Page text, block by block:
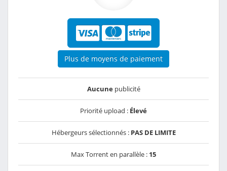
Plus de moyens de paiement
Aucunepublicité
Priorité upload : Élevé
Hébergeurs sélectionnés : PAS DE LIMITE
Max Torrent en parallèle : 15